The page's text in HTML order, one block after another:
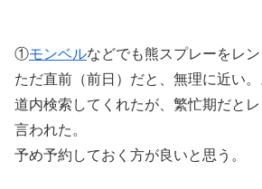
①モンベルなどでも熊スプレーをレン
ただ直前（前日）だと、無理に近い。
道内検索してくれたが、繁忙期だと
言われた。
予め予約しておく方が良いと思う。